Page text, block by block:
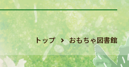
トップ おもちゃ図書館